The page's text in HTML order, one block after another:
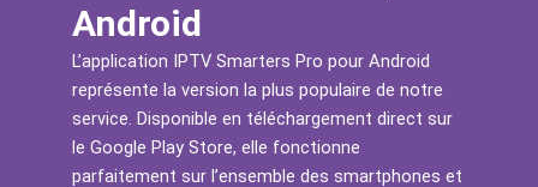
Android
L’application IPTV Smarters Pro pour Android
représente la version la plus populaire de notre
service. Disponible en téléchargement direct sur
le Google Play Store, elle fonctionne
parfaitement sur l’ensemble des smartphones et